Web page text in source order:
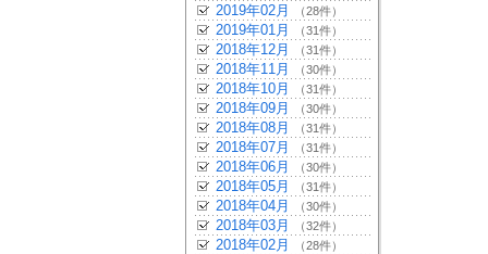
2019年02月 （28件）
2019年01月 （31件）
2018年12月 （31件）
2018年11月 （30件）
2018年10月 （31件）
2018年09月 （30件）
2018年08月 （31件）
2018年07月 （31件）
2018年06月 （30件）
2018年05月 （31件）
2018年04月 （30件）
2018年03月 （32件）
2018年02月 （28件）